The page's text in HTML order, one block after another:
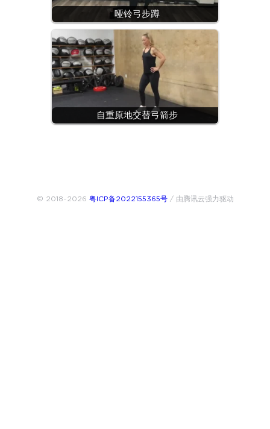
哑铃弓步蹲
自重原地交替弓箭步
© 2018~2026 粤ICP备2022155365号/ 由腾讯云强力驱动